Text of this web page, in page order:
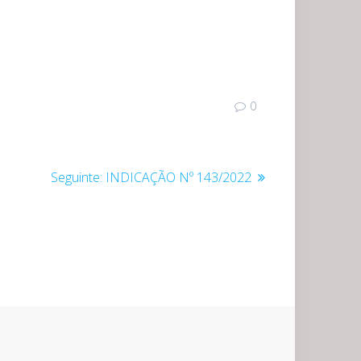
0
Seguinte: Post
INDICAÇÃO Nº 143/2022